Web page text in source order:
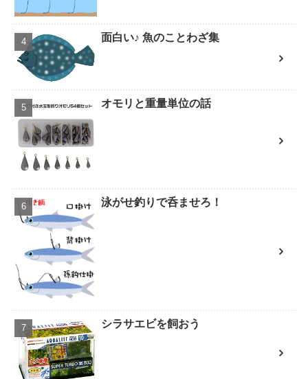
面白い♪ 魚のことわざ集
オモリと重量単位の話
泳がせ釣りで呑ませろ！
シラサエビを飼おう